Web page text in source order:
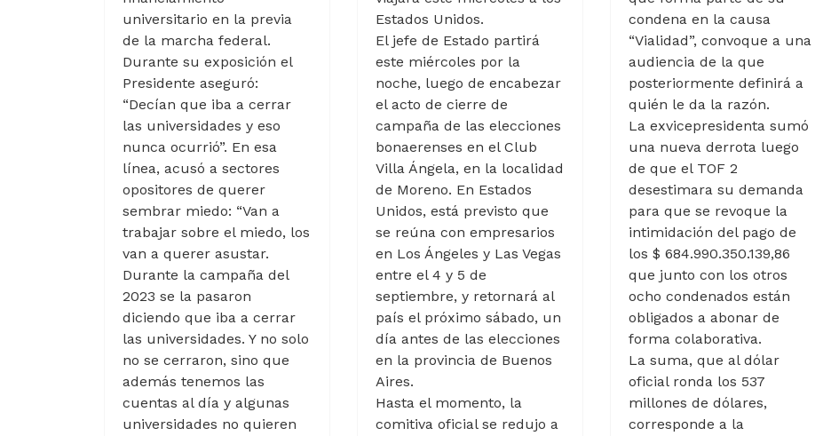
universitario en la previa
de la marcha federal.
Durante su exposición el
Presidente aseguró:
“Decían que iba a cerrar
las universidades y eso
nunca ocurrió”. En esa
línea, acusó a sectores
opositores de querer
sembrar miedo: “Van a
trabajar sobre el miedo, los
van a querer asustar.
Durante la campaña del
2023 se la pasaron
diciendo que iba a cerrar
las universidades. Y no solo
no se cerraron, sino que
además tenemos las
cuentas al día y algunas
universidades no quieren
Estados Unidos.
El jefe de Estado partirá
este miércoles por la
noche, luego de encabezar
el acto de cierre de
campaña de las elecciones
bonaerenses en el Club
Villa Ángela, en la localidad
de Moreno. En Estados
Unidos, está previsto que
se reúna con empresarios
en Los Ángeles y Las Vegas
entre el 4 y 5 de
septiembre, y retornará al
país el próximo sábado, un
día antes de las elecciones
en la provincia de Buenos
Aires.
Hasta el momento, la
comitiva oficial se redujo a
condena en la causa
“Vialidad”, convoque a una
audiencia de la que
posteriormente definirá a
quién le da la razón.
La exvicepresidenta sumó
una nueva derrota luego
de que el TOF 2
desestimara su demanda
para que se revoque la
intimidación del pago de
los $ 684.990.350.139,86
que junto con los otros
ocho condenados están
obligados a abonar de
forma colaborativa.
La suma, que al dólar
oficial ronda los 537
millones de dólares,
corresponde a la